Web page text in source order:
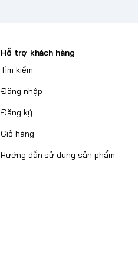
Hỗ trợ khách hàng
Tìm kiếm
Đăng nhập
Đăng ký
Giỏ hàng
Hướng dẫn sử dụng sản phẩm